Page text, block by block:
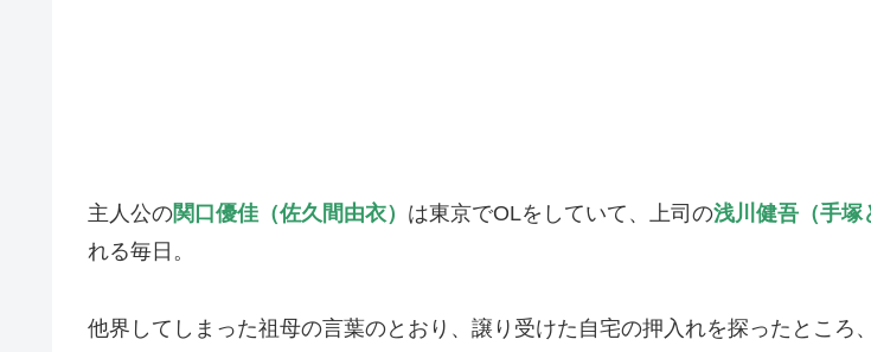
主人公の関口優佳（佐久間由衣） は東京でOLをしていて、上司の浅川健吾（手塚
れる毎日。
他界してしまった祖母の言葉のとおり、譲り受けた自宅の押入れを探ったところ